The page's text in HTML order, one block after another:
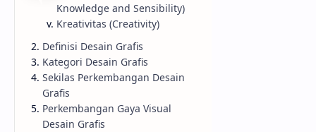
Pengenalan Desain Grafis
Knowledge and Sensibility)
Kreativitas (Creativity)
Definisi Desain Grafis
Kategori Desain Grafis
Sekilas Perkembangan Desain
Grafis
Perkembangan Gaya Visual
Desain Grafis